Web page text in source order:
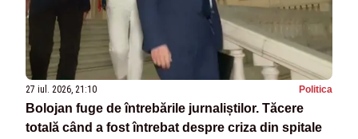
27 iul. 2026, 21:10 Politica
Bolojan fuge de întrebările jurnaliștilor. Tăcere
totală când a fost întrebat despre criza din spitale